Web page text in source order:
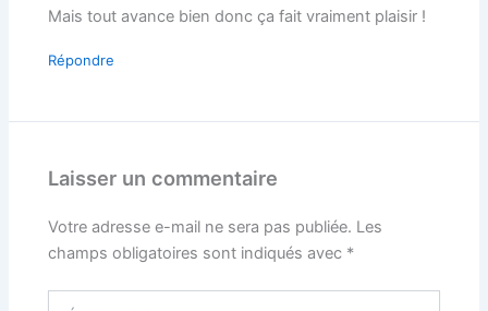
Mais tout avance bien donc ça fait vraiment plaisir !
Répondre
Laisser un commentaire
Votre adresse e-mail ne sera pas publiée. Les
champs obligatoires sont indiqués avec *